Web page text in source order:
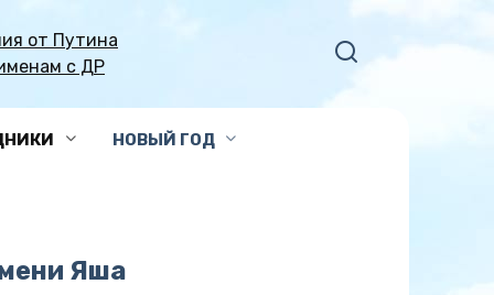
от Путина
с ДР
НОВЫЙ ГОД
Яша